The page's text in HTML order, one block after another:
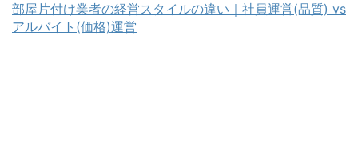
部屋片付け業者の経営スタイルの違い｜社員運営(品質) vs
アルバイト(価格)運営